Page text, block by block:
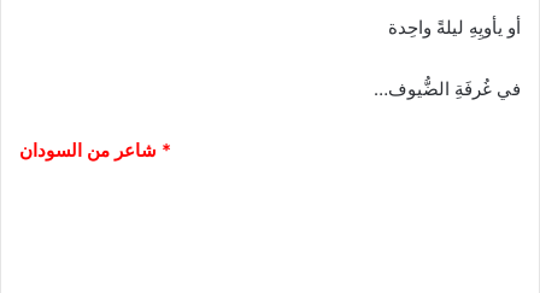
أو يأويِهِ ليلةً واحِدة
في غُرفَةِ الضُّيوف…
* شاعر من السودان